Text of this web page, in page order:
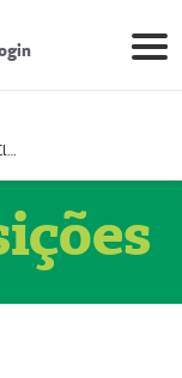
Prestador: Vipmed Clínica Geral Ltda, 51004349-0 (Nome Fantasia: Policlínica Master)